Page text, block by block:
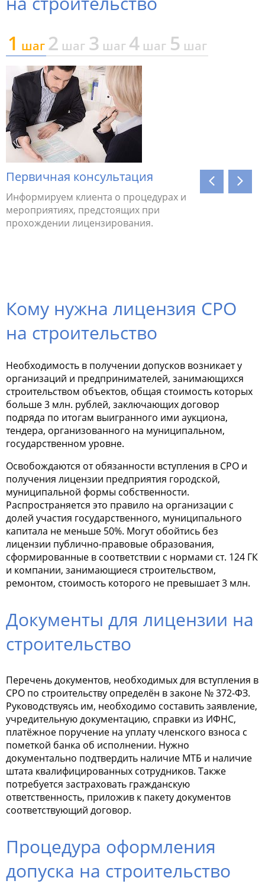
1 шаг 2 шаг 3 шаг 4 шаг 5 шаг
Первичная консультация
Информируем клиента о процедурах и
мероприятиях, предстоящих при
прохождении лицензирования.
Кому нужна лицензия СРО
на строительство
Необходимость в получении допусков возникает у
организаций и предпринимателей, занимающихся
строительством объектов, общая стоимость которых
больше 3 млн. рублей, заключающих договор
подряда по итогам выигранного ими аукциона,
тендера, организованного на муниципальном,
государственном уровне.
Освобождаются от обязанности вступления в СРО и
получения лицензии предприятия городской,
муниципальной формы собственности.
Распространяется это правило на организации с
долей участия государственного, муниципального
капитала не меньше 50%. Могут обойтись без
лицензии публично-правовые образования,
сформированные в соответствии с нормами ст. 124 ГК
и компании, занимающиеся строительством,
ремонтом, стоимость которого не превышает 3 млн.
Документы для лицензии на
строительство
Перечень документов, необходимых для вступления в
СРО по строительству определён в законе № 372-ФЗ.
Руководствуясь им, необходимо составить заявление,
учредительную документацию, справки из ИФНС,
платёжное поручение на уплату членского взноса с
пометкой банка об исполнении. Нужно
документально подтвердить наличие МТБ и наличие
штата квалифицированных сотрудников. Также
потребуется застраховать гражданскую
ответственность, приложив к пакету документов
соответствующий договор.
Процедура оформления
допуска на строительство